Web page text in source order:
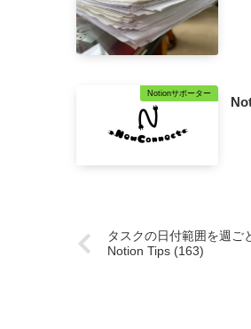
Notionサポーター
タスクの日付範囲を週ご
Notion Tips (163)